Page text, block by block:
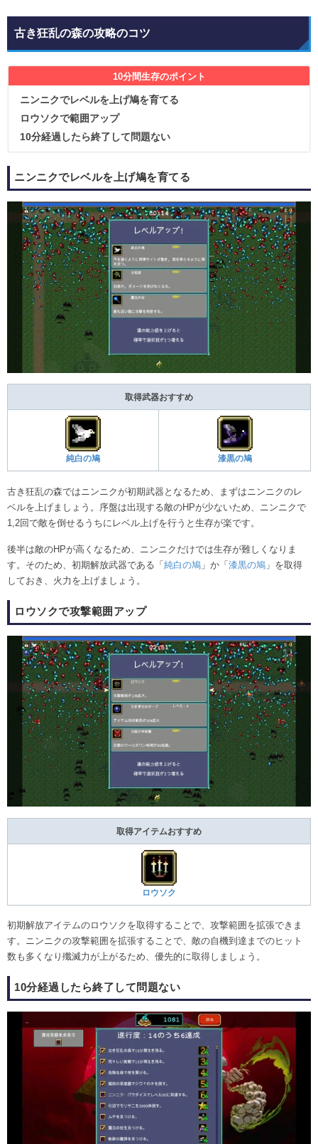
古き狂乱の森の攻略のコツ
10分間生存のポイント
ニンニクでレベルを上げ鳩を育てる
ロウソクで範囲アップ
10分経過したら終了して問題ない
ニンニクでレベルを上げ鳩を育てる
取得武器おすすめ
純白の鳩 漆黒の鳩
古き狂乱の森ではニンニクが初期武器となるため、まずはニンニクのレ
ベルを上げましょう。序盤は出現する敵のHPが少ないため、ニンニクで
1,2回で敵を倒せるうちにレベル上げを行うと生存が楽です。
後半は敵のHPが高くなるため、ニンニクだけでは生存が難しくなりま
す。そのため、初期解放武器である「 純白の鳩 」か「 漆黒の鳩 」を取得
しておき、火力を上げましょう。
ロウソクで攻撃範囲アップ
取得アイテムおすすめ
ロウソク
初期解放アイテムのロウソクを取得することで、攻撃範囲を拡張できま
す。ニンニクの攻撃範囲を拡張することで、敵の自機到達までのヒット
数も多くなり殲滅力が上がるため、優先的に取得しましょう。
10分経過したら終了して問題ない